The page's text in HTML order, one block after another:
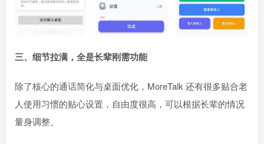
三、细节拉满，全是长辈刚需功能
除了核心的通话简化与桌面优化，MoreTalk 还有很多贴合老
人使用习惯的贴心设置，自由度很高，可以根据长辈的情况
量身调整。